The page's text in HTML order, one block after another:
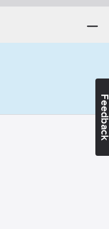
Övrigt
Huvudskador